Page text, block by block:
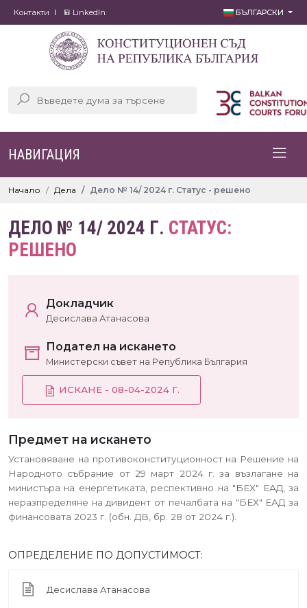
Контакти LinkedIn БЪЛГАРСКИ
НАВИГАЦИЯ
Начало Дела Дело № 14/ 2024 г. Статус - решено
ДЕЛО № 14/ 2024 Г. СТАТУС:
РЕШЕНО
Докладчик
Десислава Атанасова
Подател на искането
Министерски съвет на Република България
ИСКАНЕ - 08-04-2024 Г.
Предмет на искането
Установяване на противоконституционност на Решение на
Народното събрание от 29 март 2024 г. за възлагане на
министъра на енергетиката, респективно на "БЕХ" ЕАД, за
неразпределяне на дивидент от печалбата на "БЕХ" ЕАД за
финансовата 2023 г. (обн. ДВ, бр. 28 от 2024 г.).
ОПРЕДЕЛЕНИЕ ПО ДОПУСТИМОСТ:
Десислава Атанасова